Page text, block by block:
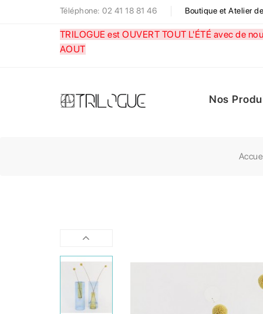
Téléphone: 02 41 18 81 46 Boutique et Atelier
TRILOGUE est OUVERT TOUT L'ÉTÉ avec de
AOUT
Nos